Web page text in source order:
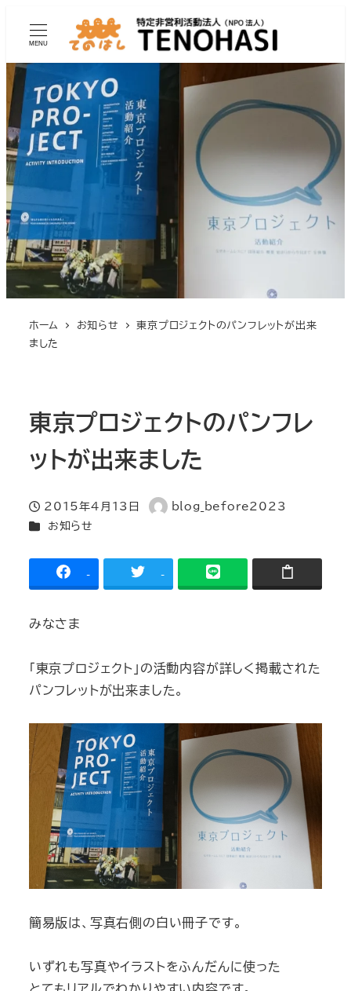
MENU
ホーム お知らせ
東京プロジェクトのパンフレットが出来
ました
東京プロジェクトのパンフレ
ットが出来ました
投稿日
2015年4月13日
著
blog_before2023
カテゴリー
お知らせ
- -
みなさま
「東京プロジェクト」の活動内容が詳しく掲載された
パンフレットが出来ました。
簡易版は、写真右側の白い冊子です。
いずれも写真やイラストをふんだんに使った